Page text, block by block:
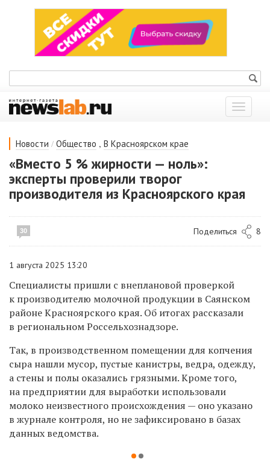
Показать
меню
Новости / Общество , В Красноярском крае
«Вместо 5 % жирности — ноль»:
эксперты проверили творог
производителя из Красноярского края
30 Поделиться 8
1 августа 2025 13:20
Специалисты пришли с внеплановой проверкой
к производителю молочной продукции в Саянском
районе Красноярского края. Об итогах рассказали
в региональном Россельхознадзоре.
Так, в производственном помещении для копчения
сыра нашли мусор, пустые канистры, ведра, одежду,
а стены и полы оказались грязными. Кроме того,
на предприятии для выработки использовали
молоко неизвестного происхождения — оно указано
в журнале контроля, но не зафиксировано в базах
данных ведомства.